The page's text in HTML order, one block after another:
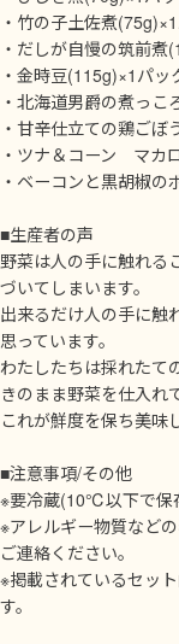
・竹の子土佐煮
・だしが自慢の筑前煮
・金時豆(115g)×1パッ
・北海道男爵の煮っこ
・甘辛仕立ての鶏ごぼ
・ツナ＆コーン マカ
・ベーコンと黒胡椒
■生産者の声
野菜は人の手に触れる
づいてしまいます。
出来るだけ人の手に触
思っています。
わたしたちは採れたて
きのまま野菜を仕入れ
これが鮮度を保ち美味
■注意事項/その他
※要冷蔵(10℃以下で保
※アレルギー物質など
ご連絡ください。
※掲載されているセッ
す。